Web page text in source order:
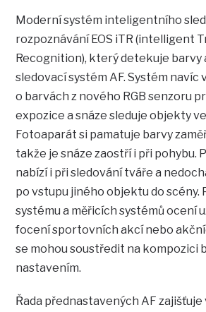
Moderní systém inteligentního
rozpoznávání EOS iTR (intelligent
Recognition), který detekuje barvy
sledovací systém AF. Systém navíc
o barvách z nového RGB senzoru
expozice a snáze sleduje objekty
Fotoaparát si pamatuje barvy
takže je snáze zaostří i při pohybu.
nabízí i při sledování tváře a
po vstupu jiného objektu do scény.
systému a měřicích systémů ocení
focení sportovních akcí nebo
se mohou soustředit na kompozici
nastavením.
Řada přednastavených AF